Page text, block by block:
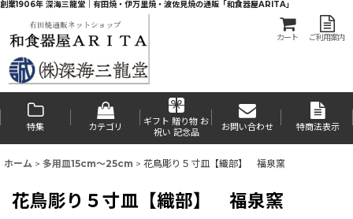
創業1906年 深海三龍堂｜有田焼・伊万里焼・波佐見焼の通販「和食器屋ARITA」
カート ご利用案内
特集 カテゴリ
ギフト 贈り物 お
祝い 記念品
お問い合わせ 特商法表示
ホーム > 多用皿15cm〜25cm > 花鳥彫り５寸皿【織部】 福泉窯
花鳥彫り５寸皿【織部】 福泉窯